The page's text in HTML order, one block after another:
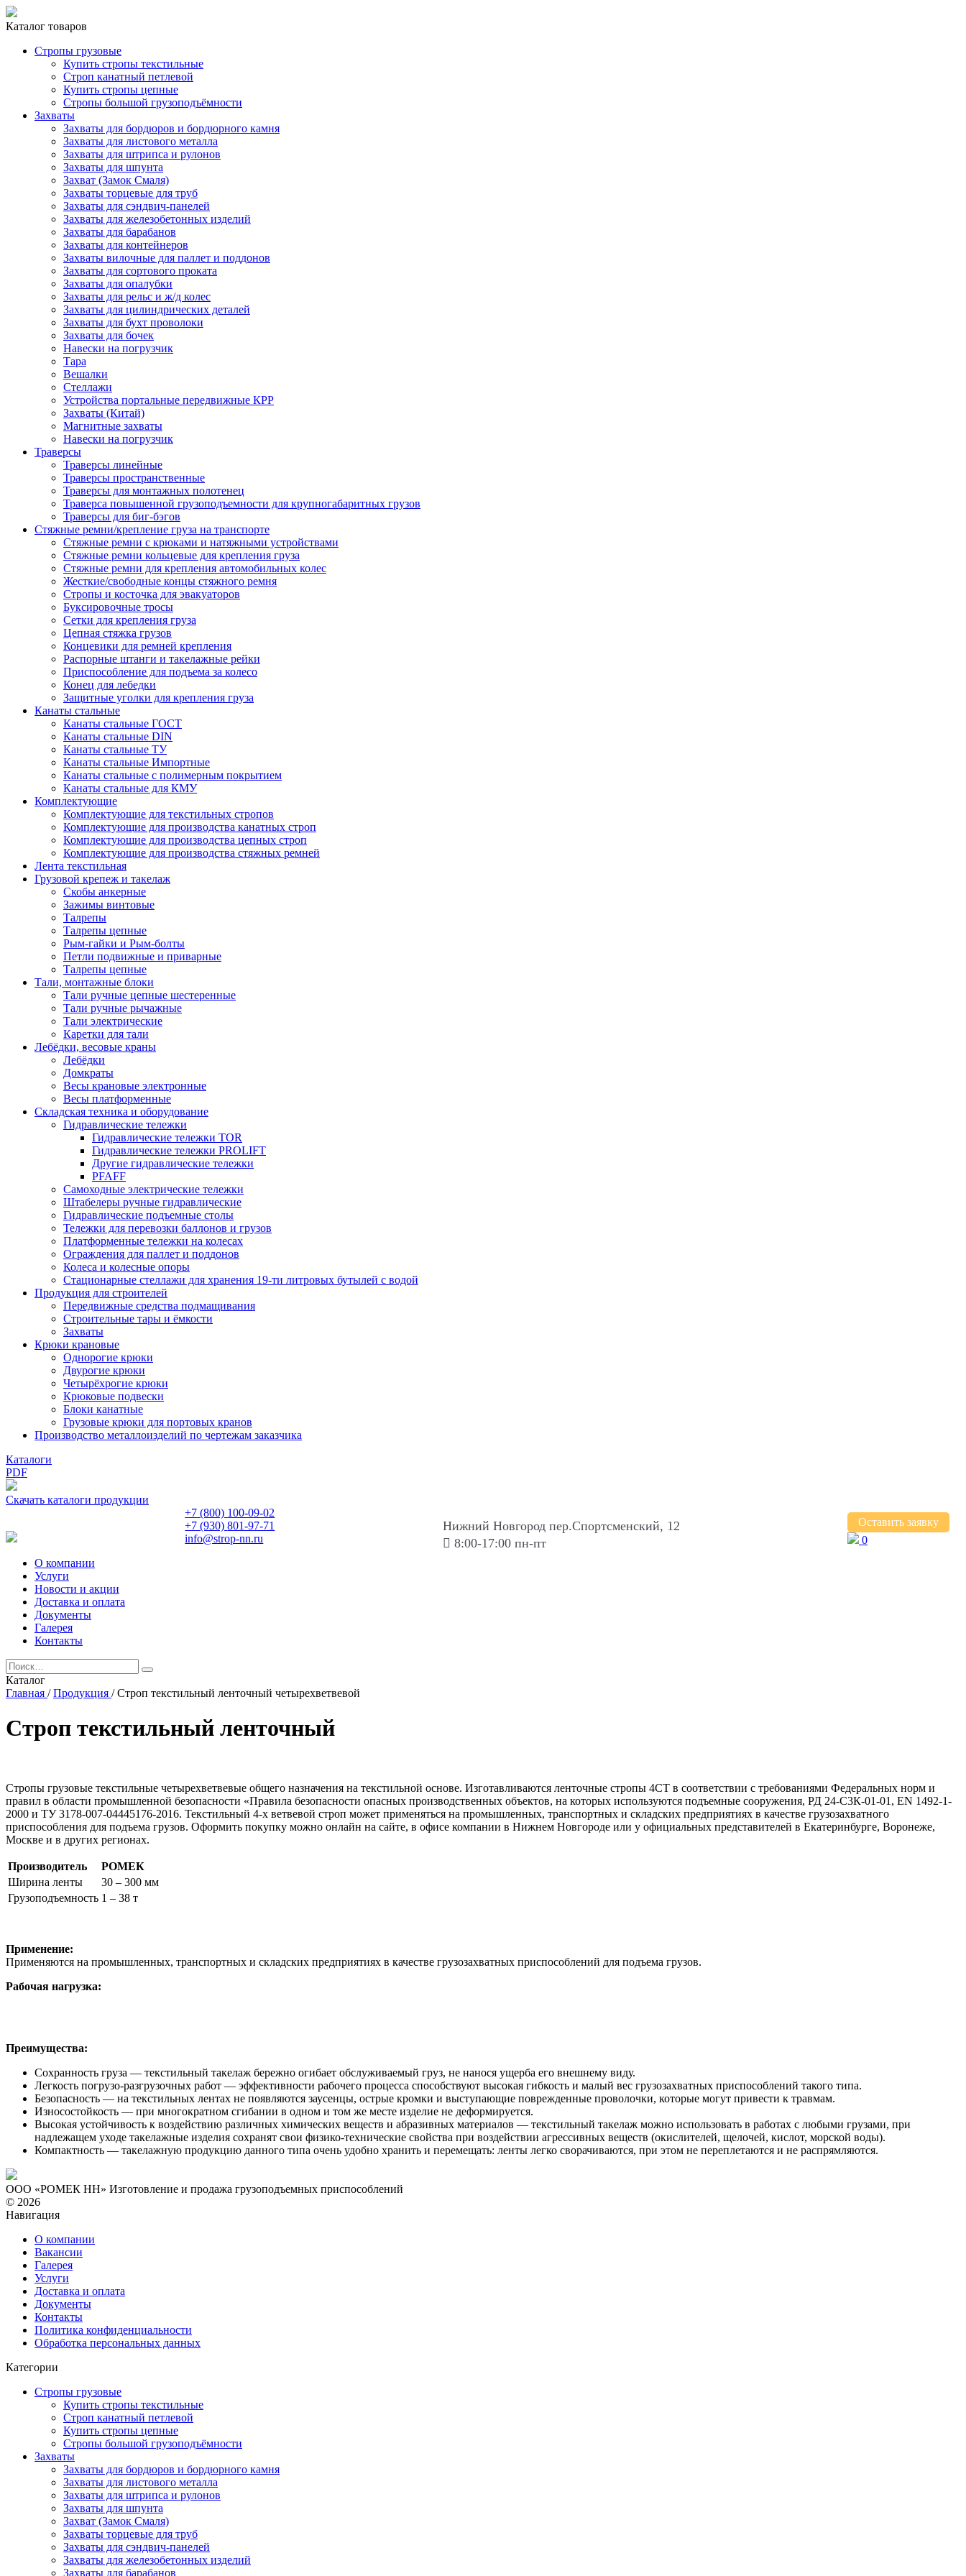
Каталог товаров
Стропы грузовые
Купить стропы текстильные
Строп канатный петлевой
Купить стропы цепные
Стропы большой грузоподъёмности
Захваты
Захваты для бордюров и бордюрного камня
Захваты для листового металла
Захваты для штрипса и рулонов
Захваты для шпунта
Захват (Замок Смаля)
Захваты торцевые для труб
Захваты для сэндвич-панелей
Захваты для железобетонных изделий
Захваты для барабанов
Захваты для контейнеров
Захваты вилочные для паллет и поддонов
Захваты для сортового проката
Захваты для опалубки
Захваты для рельс и ж/д колес
Захваты для цилиндрических деталей
Захваты для бухт проволоки
Захваты для бочек
Навески на погрузчик
Тара
Вешалки
Стеллажи
Устройства портальные передвижные КРР
Захваты (Китай)
Магнитные захваты
Навески на погрузчик
Траверсы
Траверсы линейные
Траверсы пространственные
Траверсы для монтажных полотенец
Траверса повышенной грузоподъемности для крупногабаритных грузов
Траверсы для биг-бэгов
Стяжные ремни/крепление груза на транспорте
Стяжные ремни с крюками и натяжными устройствами
Стяжные ремни кольцевые для крепления груза
Стяжные ремни для крепления автомобильных колес
Жесткие/свободные концы стяжного ремня
Стропы и косточка для эвакуаторов
Буксировочные тросы
Сетки для крепления груза
Цепная стяжка грузов
Концевики для ремней крепления
Распорные штанги и такелажные рейки
Приспособление для подъема за колесо
Конец для лебедки
Защитные уголки для крепления груза
Канаты стальные
Канаты стальные ГОСТ
Канаты стальные DIN
Канаты стальные ТУ
Канаты стальные Импортные
Канаты стальные с полимерным покрытием
Канаты стальные для КМУ
Комплектующие
Комплектующие для текстильных стропов
Комплектующие для производства канатных строп
Комплектующие для производства цепных строп
Комплектующие для производства стяжных ремней
Лента текстильная
Грузовой крепеж и такелаж
Скобы анкерные
Зажимы винтовые
Талрепы
Талрепы цепные
Рым-гайки и Рым-болты
Петли подвижные и приварные
Талрепы цепные
Тали, монтажные блоки
Тали ручные цепные шестеренные
Тали ручные рычажные
Тали электрические
Каретки для тали
Лебёдки, весовые краны
Лебёдки
Домкраты
Весы крановые электронные
Весы платформенные
Складская техника и оборудование
Гидравлические тележки
Гидравлические тележки TOR
Гидравлические тележки PROLIFT
Другие гидравлические тележки
PFAFF
Самоходные электрические тележки
Штабелеры ручные гидравлические
Гидравлические подъемные столы
Тележки для перевозки баллонов и грузов
Платформенные тележки на колесах
Ограждения для паллет и поддонов
Колеса и колесные опоры
Стационарные стеллажи для хранения 19-ти литровых бутылей с водой
Продукция для строителей
Передвижные средства подмащивания
Строительные тары и ёмкости
Захваты
Крюки крановые
Однорогие крюки
Двурогие крюки
Четырёхрогие крюки
Крюковые подвески
Блоки канатные
Грузовые крюки для портовых кранов
Производство металлоизделий по чертежам заказчика
Каталоги
PDF
Скачать каталоги продукции
+7 (800) 100-09-02
+7 (930)801-97-71
info@strop-nn.ru
Нижний Новгород пер.Спортсменский, 12
8:00-17:00 пн-пт
Оставить заявку
0
О компании
Услуги
Новости и акции
Доставка и оплата
Документы
Галерея
Контакты
Каталог
Главная / Продукция / Строп текстильный ленточный четырехветвевой
Строп текстильный ленточный
Стропы грузовые текстильные четырехветвевые общего назначения на текстильной основе. Изготавливаются ленточные стропы 4СТ в соответствии с требованиями Федеральных норм и
правил в области промышленной безопасности «Правила безопасности опасных производственных объектов, на которых используются подъемные сооружения, РД 24-С3К-01-01, EN 1492-1-
2000 и ТУ 3178-007-04445176-2016. Текстильный 4-х ветвевой строп может применяться на промышленных, транспортных и складских предприятиях в качестве грузозахватного
приспособления для подъема грузов. Оформить покупку можно онлайн на сайте, в офисе компании в Нижнем Новгороде или у официальных представителей в Екатеринбурге, Воронеже,
Москве и в других регионах.
Производитель
РОМЕК
Ширина ленты
30 – 300 мм
Грузоподъемность 1 – 38 т
Применение:
Применяются на промышленных, транспортных и складских предприятиях в качестве грузозахватных приспособлений для подъема грузов.
Рабочая нагрузка:
Преимущества:
Сохранность груза — текстильный такелаж бережно огибает обслуживаемый груз, не нанося ущерба его внешнему виду.
Легкость погрузо-разгрузочных работ — эффективности рабочего процесса способствуют высокая гибкость и малый вес грузозахватных приспособлений такого типа.
Безопасность — на текстильных лентах не появляются заусенцы, острые кромки и выступающие поврежденные проволочки, которые могут привести к травмам.
Износостойкость — при многократном сгибании в одном и том же месте изделие не деформируется.
Высокая устойчивость к воздействию различных химических веществ и абразивных материалов — текстильный такелаж можно использовать в работах с любыми грузами, при
надлежащем уходе такелажные изделия сохранят свои физико-технические свойства при воздействии агрессивных веществ (окислителей, щелочей, кислот, морской воды).
Компактность — такелажную продукцию данного типа очень удобно хранить и перемещать: ленты легко сворачиваются, при этом не переплетаются и не распрямляются.
ООО «РОМЕК НН» Изготовление и продажа грузоподъемных приспособлений
© 2026
Навигация
О компании
Вакансии
Галерея
Услуги
Доставка и оплата
Документы
Контакты
Политика конфиденциальности
Обработка персональных данных
Категории
Стропы грузовые
Купить стропы текстильные
Строп канатный петлевой
Купить стропы цепные
Стропы большой грузоподъёмности
Захваты
Захваты для бордюров и бордюрного камня
Захваты для листового металла
Захваты для штрипса и рулонов
Захваты для шпунта
Захват (Замок Смаля)
Захваты торцевые для труб
Захваты для сэндвич-панелей
Захваты для железобетонных изделий
Захваты для барабанов